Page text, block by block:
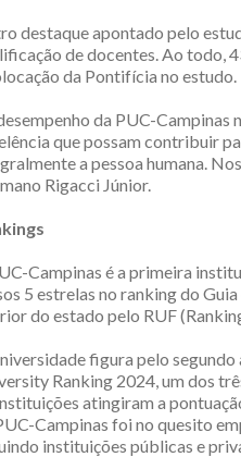
destaque apontado pelo
de docentes. Ao todo,
da Pontifícia no estudo.
da PUC-
que possam contribuir
a pessoa humana.
Rigacci Júnior.
Campinas é a primeira
5 estrelas no ranking do
do estado pelo RUF
figura pelo
Ranking 2024, um dos
atingiram a
Campinas foi no quesito
instituições públicas e